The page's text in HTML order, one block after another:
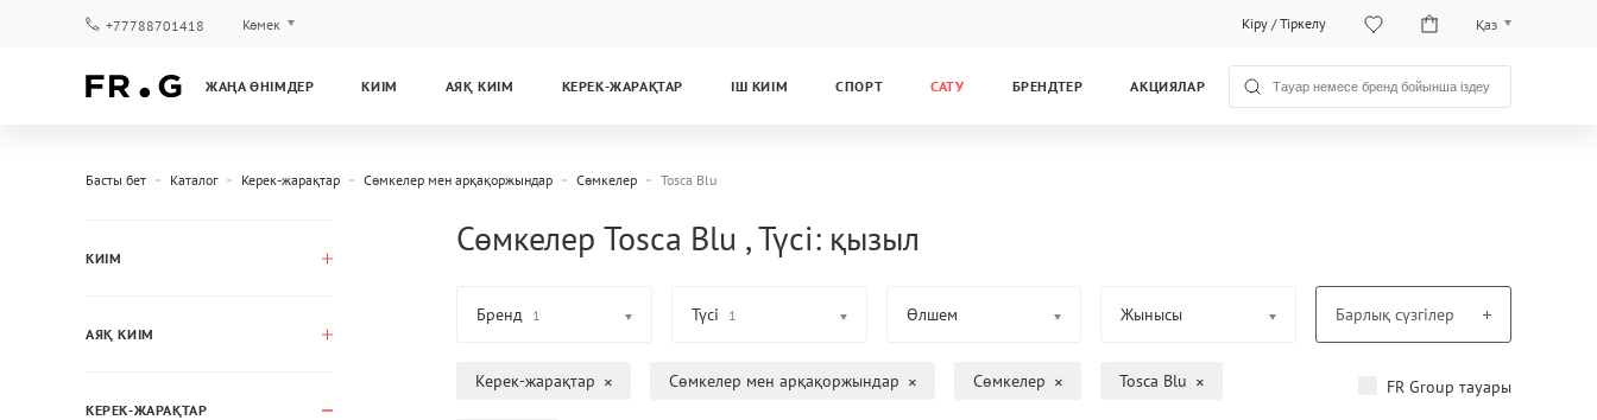
+77788701418 Көмек
Кепілдік
Кіру /Тіркелу Қаз
Қаз
ЖАҢА ӨНІМДЕР КИІМ АЯҚ КИІМ КЕРЕК-ЖАРАҚТАР ІШ КИІМ СПОРТ САТУ БРЕНДТЕР АКЦИЯЛАР
Басты бет Каталог Керек-жарақтар Сөмкелер мен арқақоржындар Сөмкелер Tosca Blu
КИІМ
АЯҚ КИІМ
КЕРЕК-ЖАРАҚТАР
Сөмкелер Tosca Blu , Түсі: қызыл
Бренд 1 Түсі 1 Өлшем Жынысы Барлық сүзгілер
Керек-жарақтар Сөмкелер мен арқақоржындар Сөмкелер Tosca Blu FR Group тауары